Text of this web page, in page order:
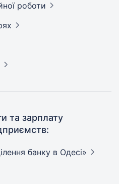
роботи
та зарплату
банку в Одесі»